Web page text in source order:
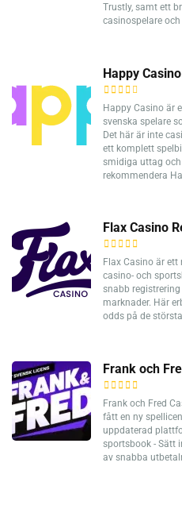
Trustly, samt ett
casinospelare
Happy
Happy Casino är
svenska spelare
Det här är inte
ett komplett
smidiga uttag
rekommendera
Flax Casino
Flax Casino är
casino- och
snabb
marknader. Här
odds på de
Frank och
Frank och Fred
fått en ny
uppdaterad
sportsbook - Sätt
av snabba